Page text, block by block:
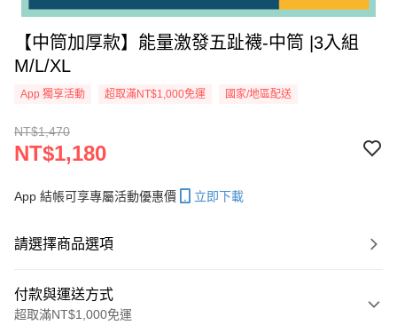
【中筒加厚款】能量激發五趾襪-中筒 |3入組
M/L/XL
App 獨享活動 超取滿NT$1,000免運 國家/地區配送
NT$1,470
NT$1,180
App 結帳可享專屬活動優惠價 立即下載
請選擇商品選項
付款與運送方式
超取滿NT$1,000免運